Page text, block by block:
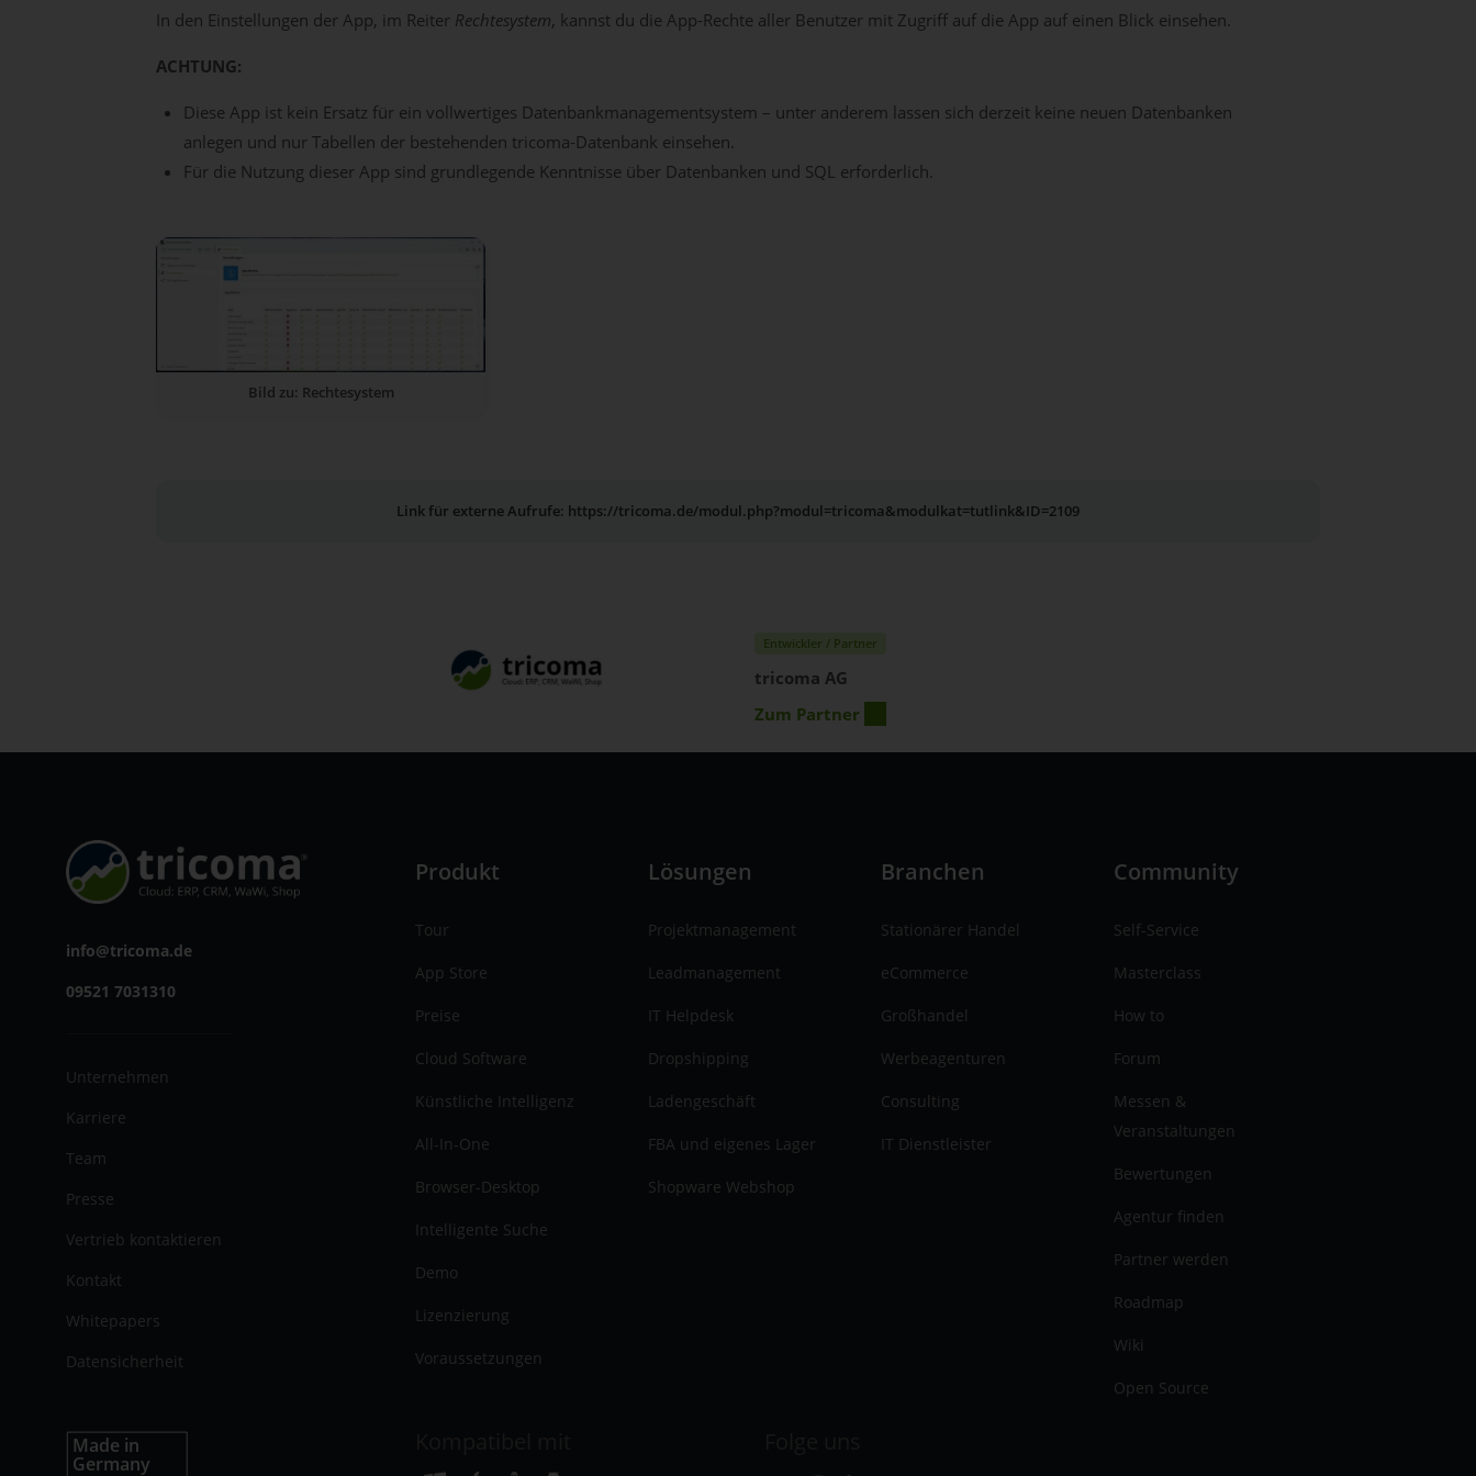
In den Einstellungen der App, im Reiter Rechtesystem, kannst du die App-Rechte aller Benutzer mit Zugriff auf die App auf einen Blick einsehen.
ACHTUNG:
Diese App ist kein Ersatz für ein vollwertiges Datenbankmanagementsystem – unter anderem lassen sich derzeit keine neuen Datenbanken
anlegen und nur Tabellen der bestehenden tricoma-Datenbank einsehen.
Für die Nutzung dieser App sind grundlegende Kenntnisse über Datenbanken und SQL erforderlich.
Bild zu: Rechtesystem
Link für externe Aufrufe: https://tricoma.de/modul.php?modul=tricoma&modulkat=tutlink&ID=2109
Entwickler / Partner
tricoma AG
Zum Partner
info@tricoma.de
09521 7031310
Unternehmen
Karriere
Team
Presse
Vertrieb kontaktieren
Kontakt
Whitepapers
Datensicherheit
Produkt
Tour
App Store
Preise
Cloud Software
Künstliche Intelligenz
All-In-One
Browser-Desktop
Intelligente Suche
Demo
Lizenzierung
Voraussetzungen
Lösungen
Projektmanagement
Leadmanagement
IT Helpdesk
Dropshipping
Ladengeschäft
FBA und eigenes Lager
Shopware Webshop
Branchen
Stationärer Handel
eCommerce
Großhandel
Werbeagenturen
Consulting
IT Dienstleister
Community
Self-Service
Masterclass
How to
Forum
Messen &
Veranstaltungen
Bewertungen
Agentur finden
Partner werden
Roadmap
Wiki
Open Source